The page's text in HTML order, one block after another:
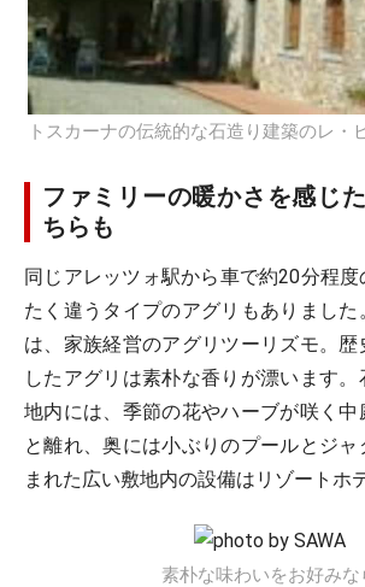
トスカーナの伝統的な石造り建築のレ・
ファミリーの暖かさを感じ
ちらも
同じアレッツォ駅から車で約20分程
たく違うタイプのアグリもありました
は、家族経営のアグリツーリズモ。
したアグリは素朴な香りが漂います
地内には、季節の花やハーブが咲く中
と離れ、奥には小ぶりのプールとジ
まれた広い敷地内の設備はリゾートホ
素朴な味わいをお好みな